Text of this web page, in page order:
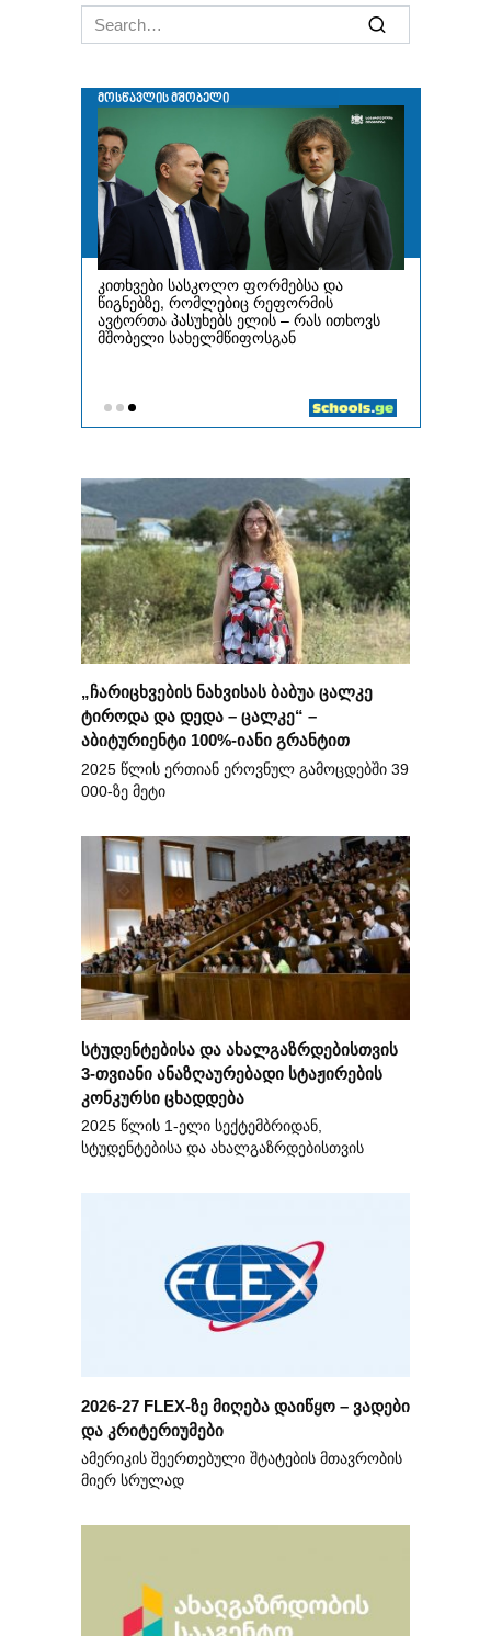
Search
for:
„ჩარიცხვების ნახვისას ბაბუა ცალკე
ტიროდა და დედა – ცალკე“ –
აბიტურიენტი 100%-იანი გრანტით
2025 წლის ერთიან ეროვნულ გამოცდებში 39
000-ზე მეტი
სტუდენტებისა და ახალგაზრდებისთვის
3-თვიანი ანაზღაურებადი სტაჟირების
კონკურსი ცხადდება
2025 წლის 1-ელი სექტემბრიდან,
სტუდენტებისა და ახალგაზრდებისთვის
2026-27 FLEX-ზე მიღება დაიწყო – ვადები
და კრიტერიუმები
ამერიკის შეერთებული შტატების მთავრობის
მიერ სრულად